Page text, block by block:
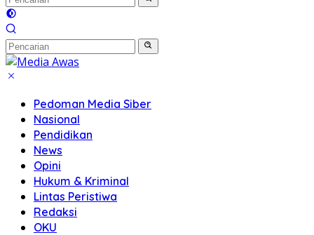
Pedoman Media Siber
Nasional
Pendidikan
News
Opini
Hukum & Kriminal
Lintas Peristiwa
Redaksi
OKU